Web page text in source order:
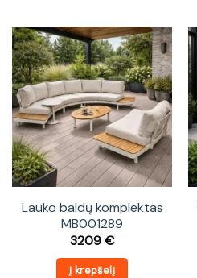
Lauko baldų komplektas
MB001289
3209€
Į krepšelį